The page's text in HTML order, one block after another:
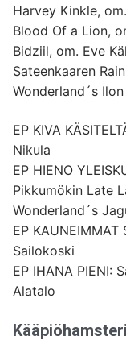
Harvey Kinkle,
Blood Of a Lion,
Bidziil, om. Eve
Sateenkaaren
Wonderland´s
EP KIVA
Nikula
EP HIENO
Pikkumökin Late
Wonderland´s
EP
Sailokoski
EP IHANA PIENI:
Alatalo